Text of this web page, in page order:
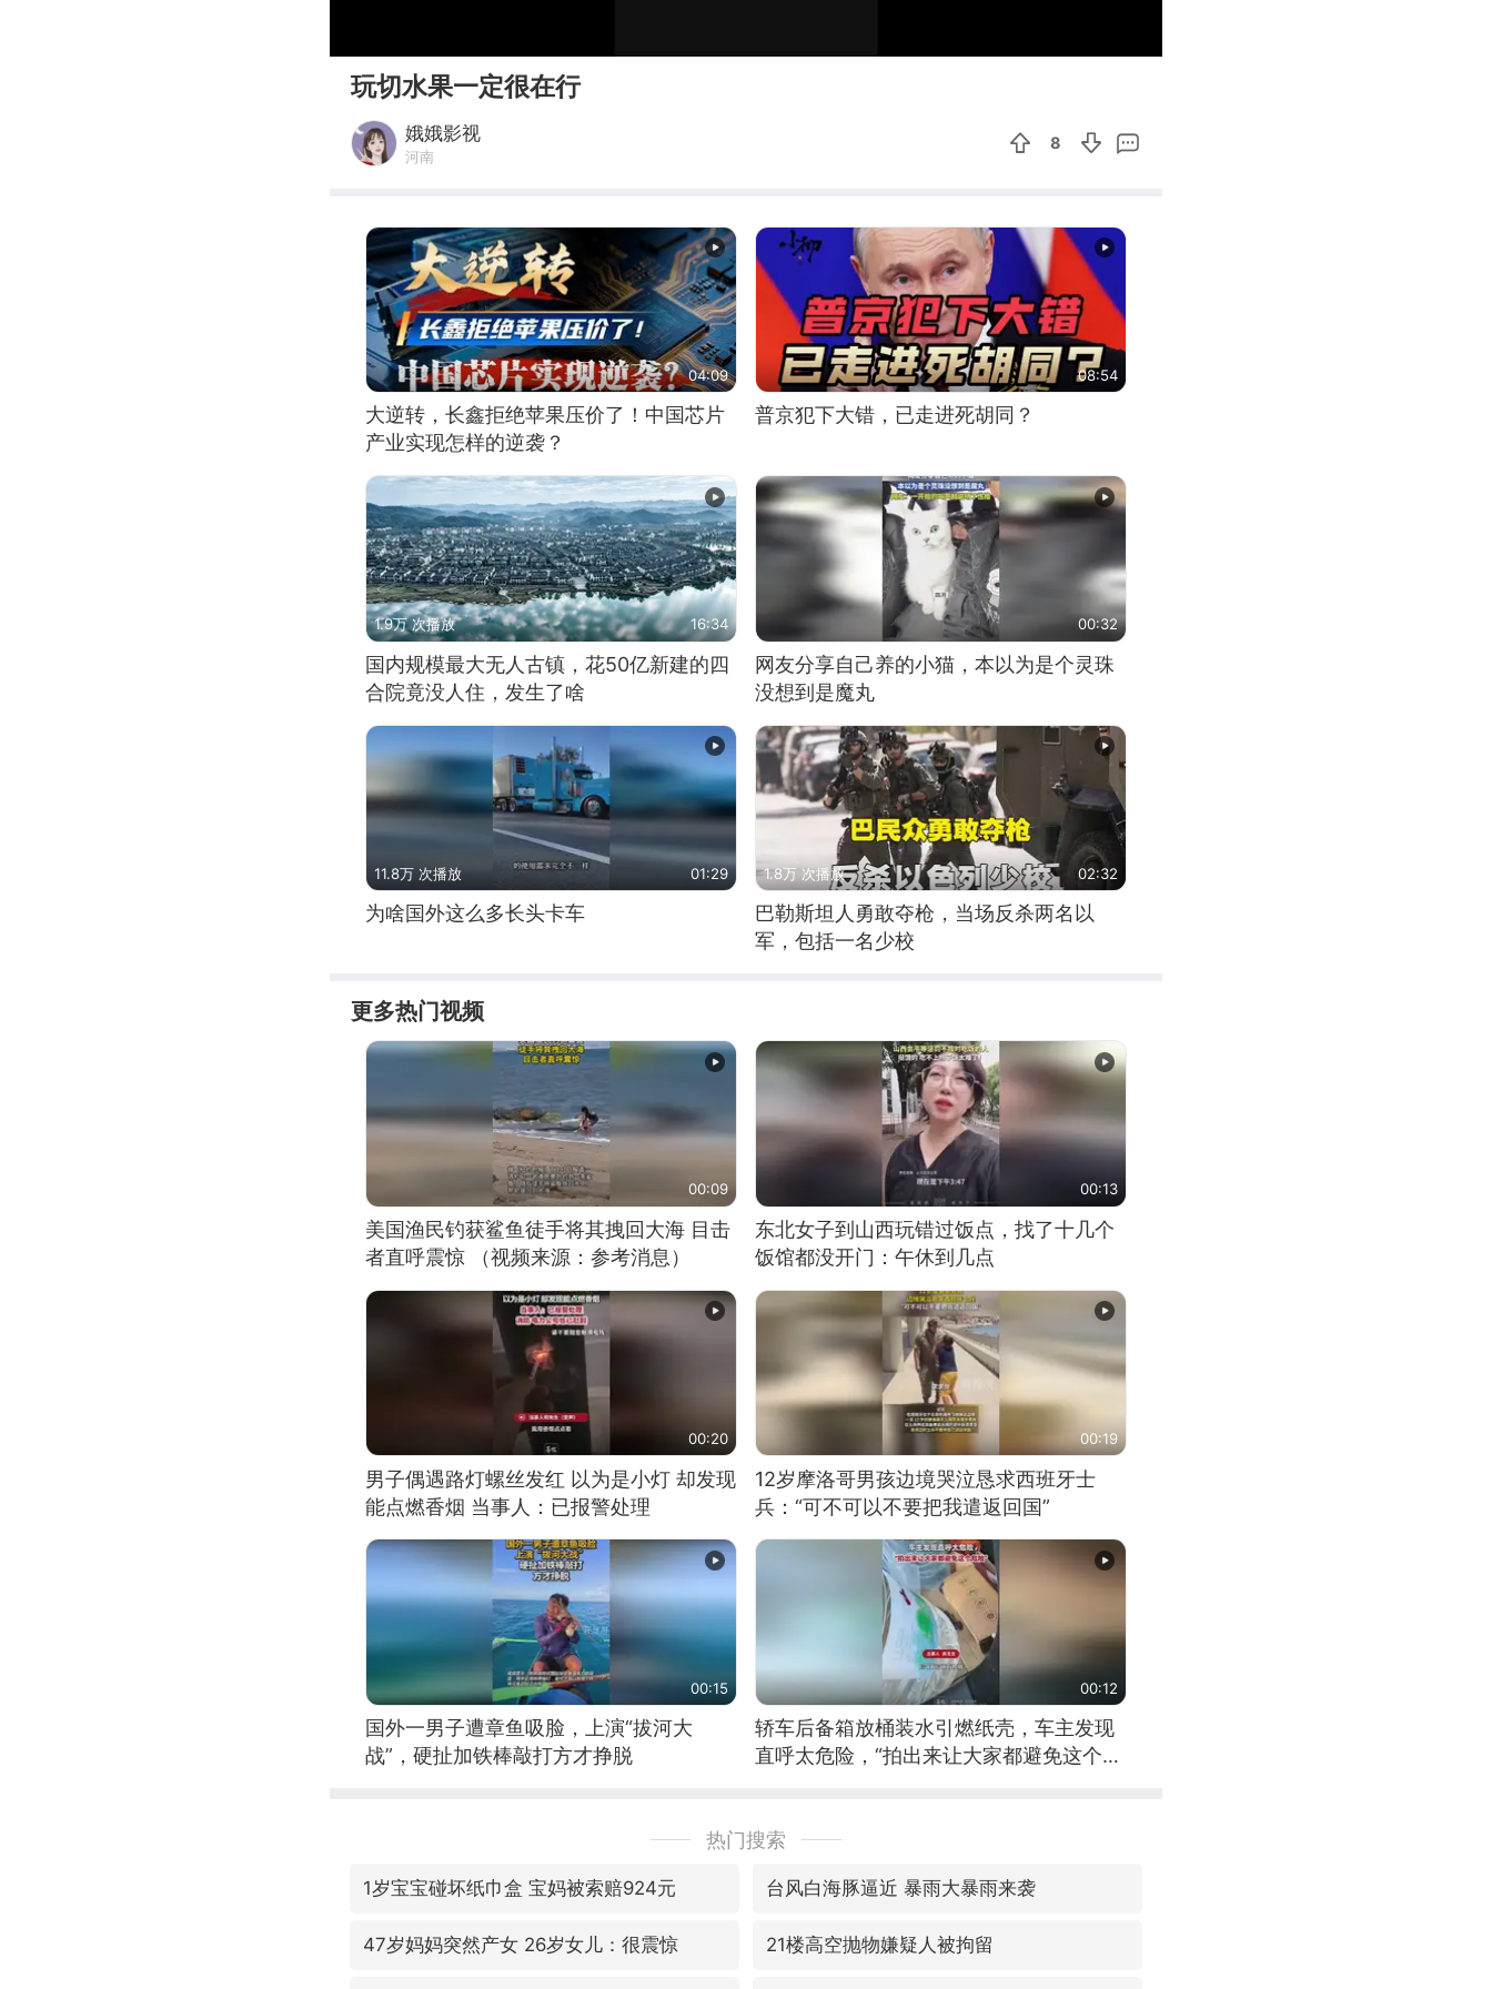
玩切水果一定很在行
娥娥影视
河南
8
04:09
大逆转，长鑫拒绝苹果压价了！中国芯片
产业实现怎样的逆袭？
08:54
普京犯下大错，已走进死胡同？
1.9万 次播放 16:34
国内规模最大无人古镇，花50亿新建的四
合院竟没人住，发生了啥
00:32
网友分享自己养的小猫，本以为是个灵珠
没想到是魔丸
11.8万 次播放 01:29
为啥国外这么多长头卡车
1.8万 次播放 02:32
巴勒斯坦人勇敢夺枪，当场反杀两名以
军，包括一名少校
更多热门视频
00:09
美国渔民钓获鲨鱼徒手将其拽回大海 目击
者直呼震惊 （视频来源：参考消息）
00:13
东北女子到山西玩错过饭点，找了十几个
饭馆都没开门：午休到几点
00:20
男子偶遇路灯螺丝发红 以为是小灯 却发现
能点燃香烟 当事人：已报警处理
00:19
12岁摩洛哥男孩边境哭泣恳求西班牙士
兵：“可不可以不要把我遣返回国”
00:15
国外一男子遭章鱼吸脸，上演“拔河大
战”，硬扯加铁棒敲打方才挣脱
00:12
轿车后备箱放桶装水引燃纸壳，车主发现
直呼太危险，“拍出来让大家都避免这个危
热门搜索
1岁宝宝碰坏纸巾盒 宝妈被索赔924元 台风白海豚逼近 暴雨大暴雨来袭
47岁妈妈突然产女 26岁女儿：很震惊 21楼高空抛物嫌疑人被拘留